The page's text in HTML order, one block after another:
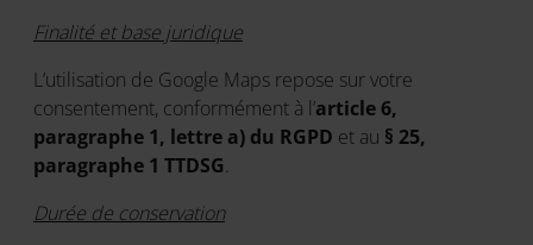
Finalité et base juridique
L’utilisation de Google Maps repose sur votre
consentement, conformément à l’article 6,
paragraphe 1, lettre a) du RGPD et au § 25,
paragraphe 1 TTDSG.
Durée de conservation